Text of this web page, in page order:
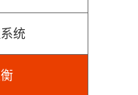
统